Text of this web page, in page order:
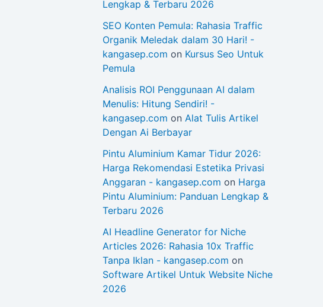
Lengkap & Terbaru 2026
SEO Konten Pemula: Rahasia Traffic
Organik Meledak dalam 30 Hari! -
kangasep.com on Kursus Seo Untuk
Pemula
Analisis ROI Penggunaan AI dalam
Menulis: Hitung Sendiri! -
kangasep.com on Alat Tulis Artikel
Dengan Ai Berbayar
Pintu Aluminium Kamar Tidur 2026:
Harga Rekomendasi Estetika Privasi
Anggaran - kangasep.com on Harga
Pintu Aluminium: Panduan Lengkap &
Terbaru 2026
AI Headline Generator for Niche
Articles 2026: Rahasia 10x Traffic
Tanpa Iklan - kangasep.com on
Software Artikel Untuk Website Niche
2026